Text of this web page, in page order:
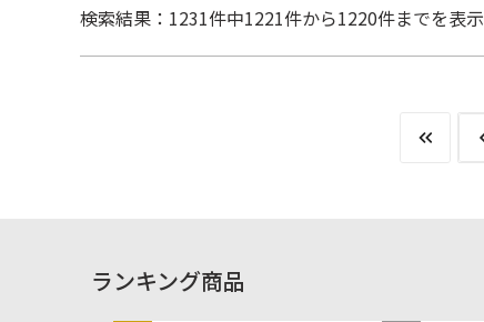
検索結果：1231件中1221件から1220件までを表示
ランキング商品